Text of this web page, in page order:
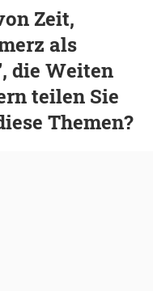
Zeit,
als
die Weiten
teilen Sie
Themen?